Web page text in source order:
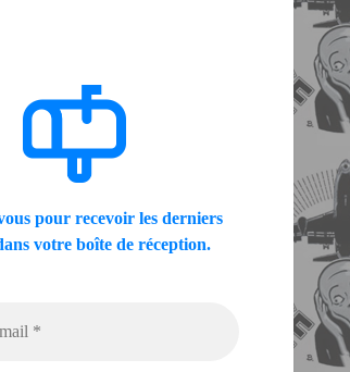
pour recevoir les derniers
votre boîte de réception.